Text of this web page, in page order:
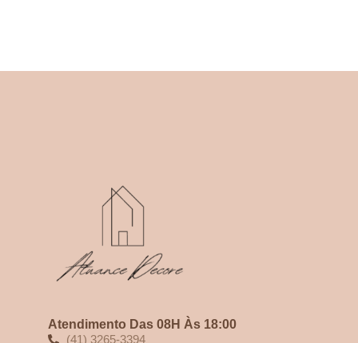
Atendimento Das 08H Às 18:00
(41) 3265-3394